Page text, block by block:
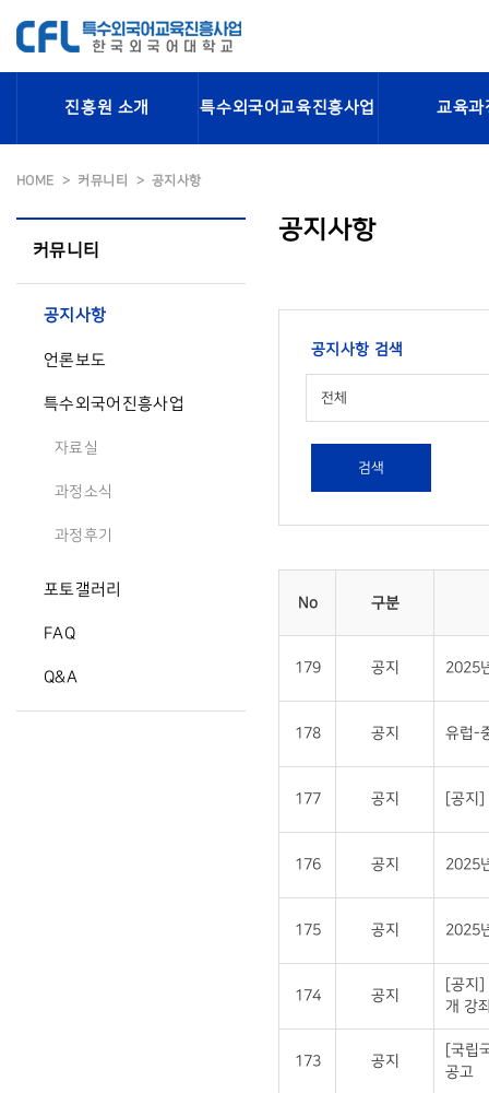
진흥원 소개 특수외국어교육진흥사업 교육과
HOME 커뮤니티 공지사항
커뮤니티
공지사항
언론보도
특수외국어진흥사업
자료실
과정소식
과정후기
포토갤러리
FAQ
Q&A
공지사항
공지사항 검색
전체
검색
No 구분
179 공지 2025
178 공지 유럽-
177 공지 [공지]
176 공지 2025
175 공지 2025
174 공지
[공지]
개 강
173 공지
[국립
공고